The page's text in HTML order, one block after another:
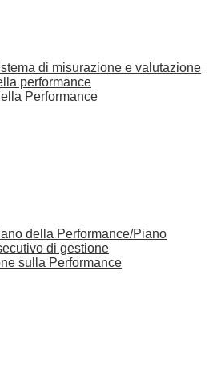
di misurazione e valutazione
performance
Performance
della Performance/Piano
di gestione
sulla Performance